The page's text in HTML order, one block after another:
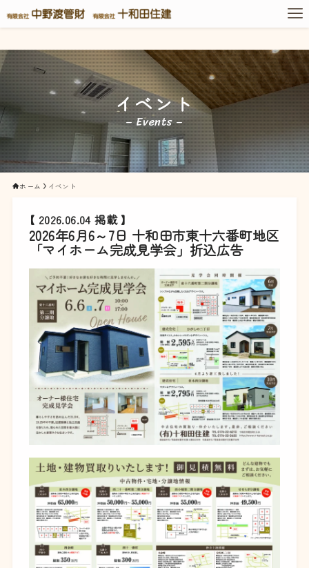
イベント
– Events –
ホーム イベント
【 2026.06.04 掲載 】
2026年6月6～7日 十和田市東十六番町地区
「マイホーム完成見学会」折込広告